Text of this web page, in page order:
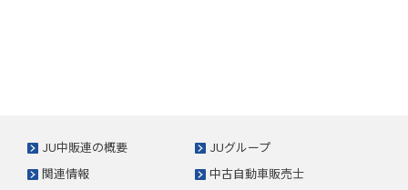
JU中販連の概要
JUグループ
関連情報
中古自動車販売士